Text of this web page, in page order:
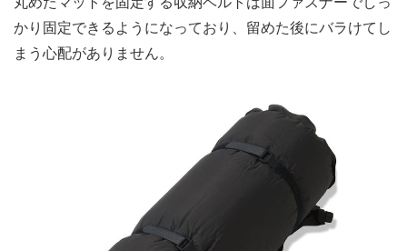
かり固定できるようになっており、留めた後にバラけてし
まう心配がありません。